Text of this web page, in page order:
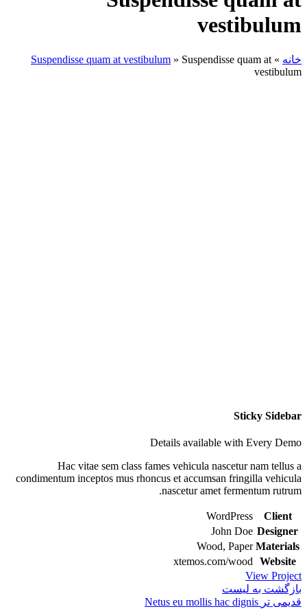
vestibulum
خانه »
Suspendisse quam at vestibulum » Suspendisse quam at
vestibulum
Sticky Sidebar
Details available with Every Demo
Hac vitae sem class fames vehicula nascetur nam tellus a
condimentum inceptos mus rhoncus et accumsan fringilla vehicula
nascetur amet fermentum rutrum.
Client
WordPress
Designer
John Doe
Materials
Wood, Paper
Website
xtemos.com/wood
View Project
بازگشت به لیست
قدیمی تر Netus eu mollis hac dignis